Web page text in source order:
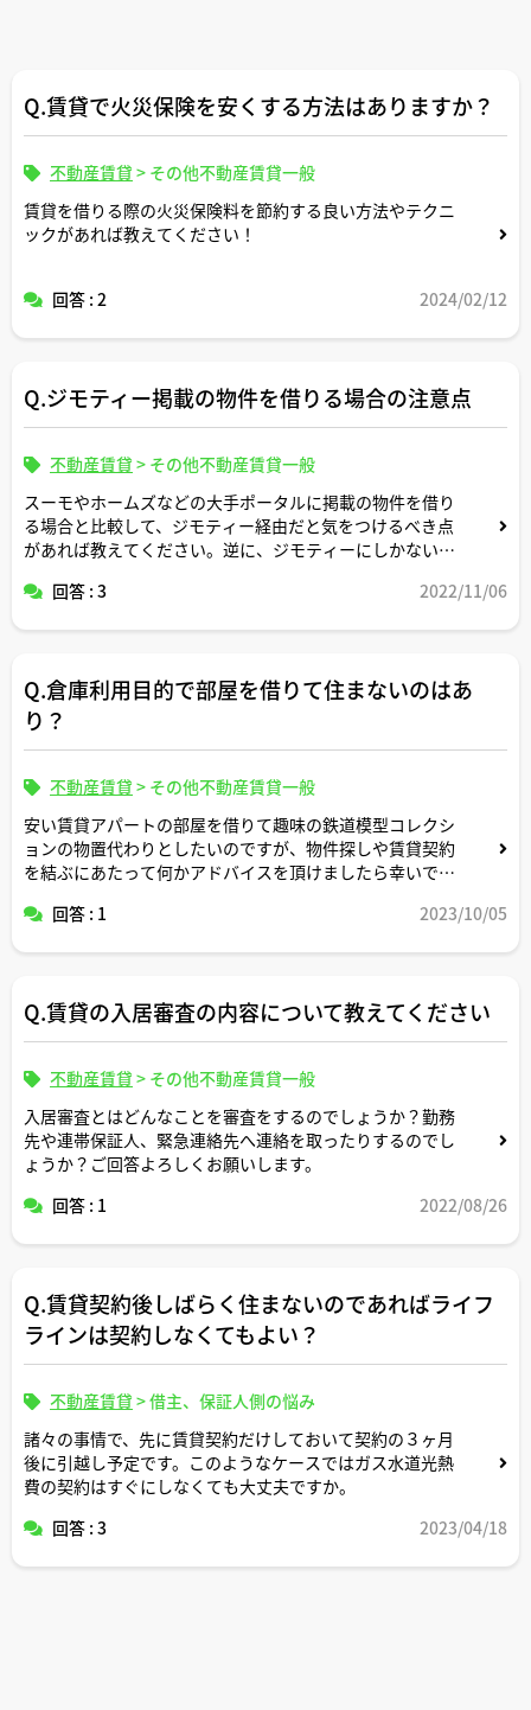
Q.賃貸で火災保険を安くする方法はありますか？
不動産賃貸 > その他不動産賃貸一般
賃貸を借りる際の火災保険料を節約する良い方法やテクニ
ックがあれば教えてください！
回答 : 2 2024/02/12
Q.ジモティー掲載の物件を借りる場合の注意点
不動産賃貸 > その他不動産賃貸一般
スーモやホームズなどの大手ポータルに掲載の物件を借り
る場合と比較して、ジモティー経由だと気をつけるべき点
があれば教えてください。逆に、ジモティーにしかないメ
回答 : 3 2022/11/06
Q.倉庫利用目的で部屋を借りて住まないのはあ
り？
不動産賃貸 > その他不動産賃貸一般
安い賃貸アパートの部屋を借りて趣味の鉄道模型コレクシ
ョンの物置代わりとしたいのですが、物件探しや賃貸契約
を結ぶにあたって何かアドバイスを頂けましたら幸いで
回答 : 1 2023/10/05
Q.賃貸の入居審査の内容について教えてください
不動産賃貸 > その他不動産賃貸一般
入居審査とはどんなことを審査をするのでしょうか？勤務
先や連帯保証人、緊急連絡先へ連絡を取ったりするのでし
ょうか？ご回答よろしくお願いします。
回答 : 1
2022/08/26
Q.賃貸契約後しばらく住まないのであればライフ
ラインは契約しなくてもよい？
不動産賃貸 >借主、保証人側の悩み
諸々の事情で、先に賃貸契約だけしておいて契約の３ヶ月
後に引越し予定です。このようなケースではガス水道光熱
費の契約はすぐにしなくても大丈夫ですか。
回答 : 3
2023/04/18